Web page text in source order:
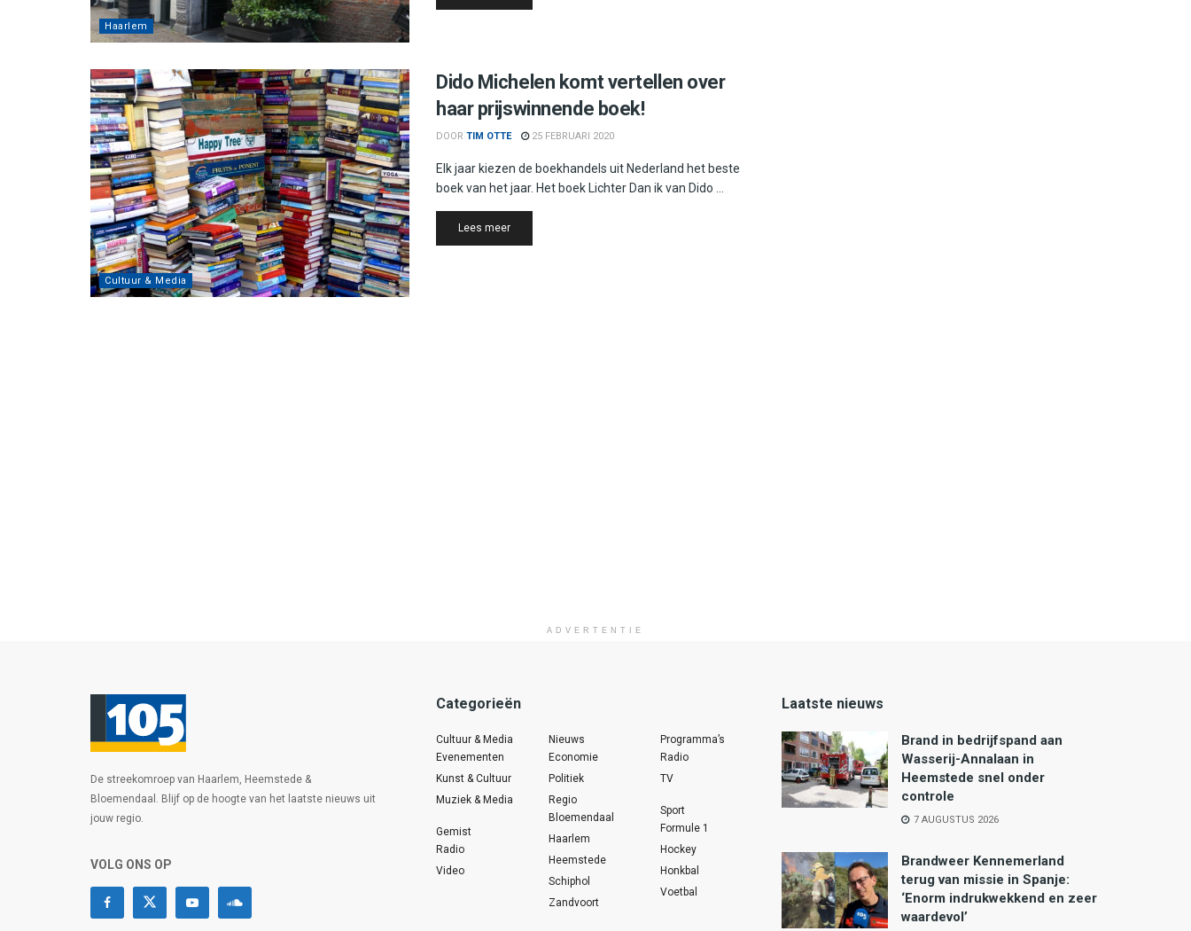
Haarlem
Cultuur & Media
Dido Michelen komt vertellen over
haar prijswinnende boek!
DOOR TIM OTTE 25 FEBRUARI 2020
Elk jaar kiezen de boekhandels uit Nederland het beste
boek van het jaar. Het boek Lichter Dan ik van Dido ...
Lees meerDetails
ADVERTENTIE
De streekomroep van Haarlem, Heemstede &
Bloemendaal. Blijf op de hoogte van het laatste nieuws uit
jouw regio.
VOLG ONS OP
Categorieën
Cultuur & Media
Evenementen
Kunst & Cultuur
Muziek & Media
Gemist
Radio
Video
Nieuws
Economie
Politiek
Regio
Bloemendaal
Haarlem
Heemstede
Schiphol
Zandvoort
Programma’s
Radio
TV
Sport
Formule 1
Hockey
Honkbal
Voetbal
Laatste nieuws
Brand in bedrijfspand aan
Wasserij-Annalaan in
Heemstede snel onder
controle
7 AUGUSTUS 2026
Brandweer Kennemerland
terug van missie in Spanje:
‘Enorm indrukwekkend en zeer
waardevol’